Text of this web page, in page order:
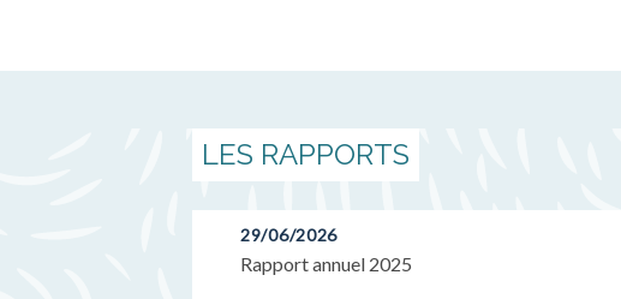
LES RAPPORTS
29/06/2026
Rapport annuel 2025